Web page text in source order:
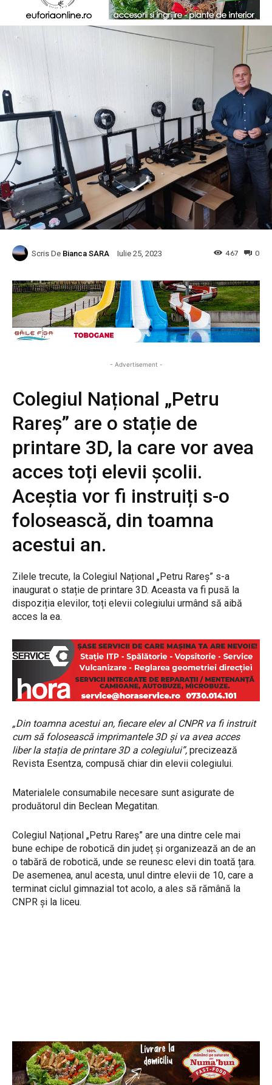
Scris De Bianca SARA Iulie 25, 2023 0
467
- Advertisement -
Colegiul Național „Petru
Rareș” are o stație de
printare 3D, la care vor avea
acces toți elevii școlii.
Aceștia vor fi instruiți s-o
folosească, din toamna
acestui an.
Zilele trecute, la Colegiul Național „Petru Rareș” s-a
inaugurat o stație de printare 3D. Aceasta va fi pusă la
dispoziția elevilor, toți elevii colegiului urmând să aibă
acces la ea.
„Din toamna acestui an, fiecare elev al CNPR va fi instruit
cum să folosească imprimantele 3D și va avea acces
liber la stația de printare 3D a colegiului”, precizează
Revista Esentza, compusă chiar din elevii colegiului.
Materialele consumabile necesare sunt asigurate de
produătorul din Beclean Megatitan.
Colegiul Național „Petru Rareș” are una dintre cele mai
bune echipe de robotică din județ și organizează an de an
o tabără de robotică, unde se reunesc elevi din toată țara.
De asemenea, anul acesta, unul dintre elevii de 10, care a
terminat ciclul gimnazial tot acolo, a ales să rămână la
CNPR și la liceu.